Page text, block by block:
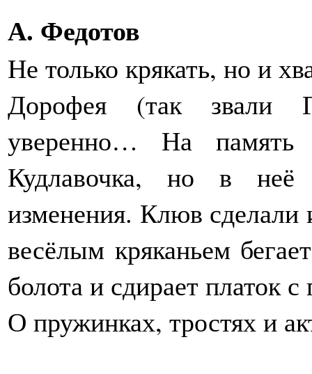
А. Федотов
Не только крякать, но и
Дорофея (так звали
уверенно… На память
Кудлавочка, но в неё
изменения. Клюв
весёлым кряканьем
болота и сдирает платок
О пружинках, тростях и